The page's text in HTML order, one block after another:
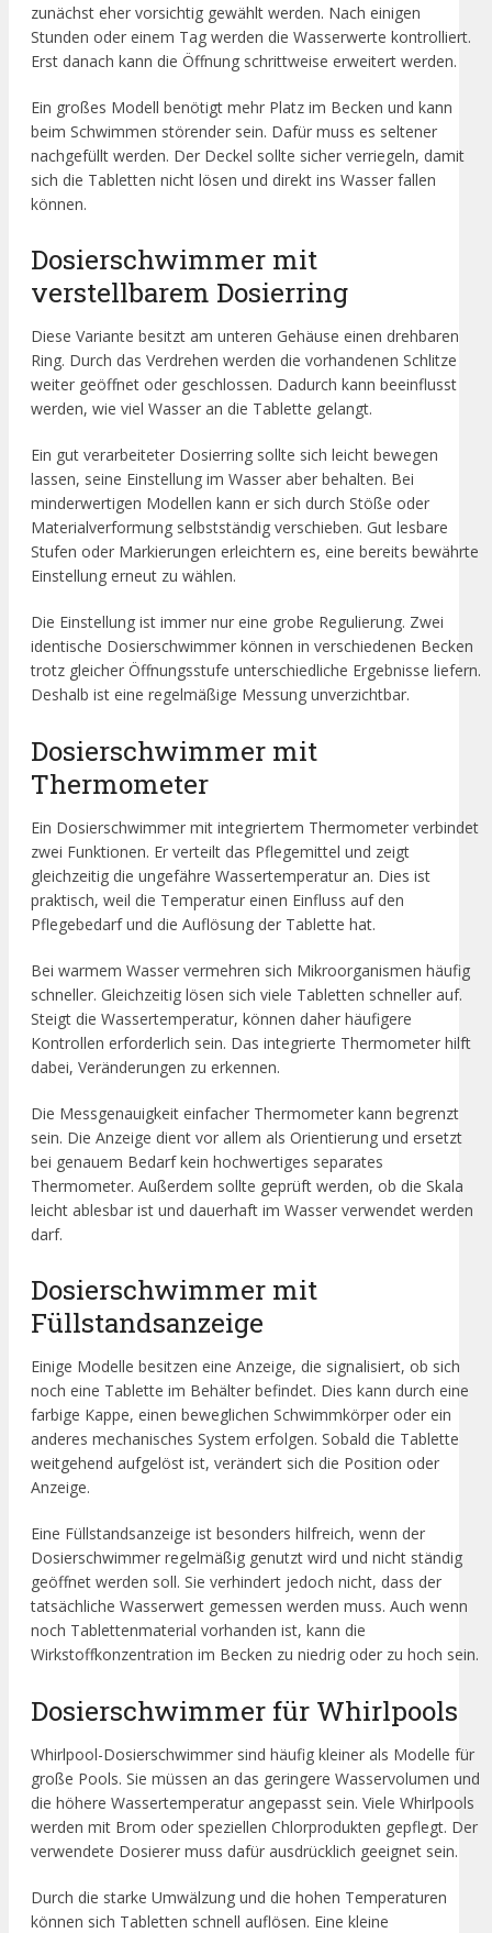
zunächst eher vorsichtig gewählt werden. Nach einigen
Stunden oder einem Tag werden die Wasserwerte kontrolliert.
Erst danach kann die Öffnung schrittweise erweitert werden.
Ein großes Modell benötigt mehr Platz im Becken und kann
beim Schwimmen störender sein. Dafür muss es seltener
nachgefüllt werden. Der Deckel sollte sicher verriegeln, damit
sich die Tabletten nicht lösen und direkt ins Wasser fallen
können.
Dosierschwimmer mit
verstellbarem Dosierring
Diese Variante besitzt am unteren Gehäuse einen drehbaren
Ring. Durch das Verdrehen werden die vorhandenen Schlitze
weiter geöffnet oder geschlossen. Dadurch kann beeinflusst
werden, wie viel Wasser an die Tablette gelangt.
Ein gut verarbeiteter Dosierring sollte sich leicht bewegen
lassen, seine Einstellung im Wasser aber behalten. Bei
minderwertigen Modellen kann er sich durch Stöße oder
Materialverformung selbstständig verschieben. Gut lesbare
Stufen oder Markierungen erleichtern es, eine bereits bewährte
Einstellung erneut zu wählen.
Die Einstellung ist immer nur eine grobe Regulierung. Zwei
identische Dosierschwimmer können in verschiedenen Becken
trotz gleicher Öffnungsstufe unterschiedliche Ergebnisse liefern.
Deshalb ist eine regelmäßige Messung unverzichtbar.
Dosierschwimmer mit
Thermometer
Ein Dosierschwimmer mit integriertem Thermometer verbindet
zwei Funktionen. Er verteilt das Pflegemittel und zeigt
gleichzeitig die ungefähre Wassertemperatur an. Dies ist
praktisch, weil die Temperatur einen Einfluss auf den
Pflegebedarf und die Auflösung der Tablette hat.
Bei warmem Wasser vermehren sich Mikroorganismen häufig
schneller. Gleichzeitig lösen sich viele Tabletten schneller auf.
Steigt die Wassertemperatur, können daher häufigere
Kontrollen erforderlich sein. Das integrierte Thermometer hilft
dabei, Veränderungen zu erkennen.
Die Messgenauigkeit einfacher Thermometer kann begrenzt
sein. Die Anzeige dient vor allem als Orientierung und ersetzt
bei genauem Bedarf kein hochwertiges separates
Thermometer. Außerdem sollte geprüft werden, ob die Skala
leicht ablesbar ist und dauerhaft im Wasser verwendet werden
darf.
Dosierschwimmer mit
Füllstandsanzeige
Einige Modelle besitzen eine Anzeige, die signalisiert, ob sich
noch eine Tablette im Behälter befindet. Dies kann durch eine
farbige Kappe, einen beweglichen Schwimmkörper oder ein
anderes mechanisches System erfolgen. Sobald die Tablette
weitgehend aufgelöst ist, verändert sich die Position oder
Anzeige.
Eine Füllstandsanzeige ist besonders hilfreich, wenn der
Dosierschwimmer regelmäßig genutzt wird und nicht ständig
geöffnet werden soll. Sie verhindert jedoch nicht, dass der
tatsächliche Wasserwert gemessen werden muss. Auch wenn
noch Tablettenmaterial vorhanden ist, kann die
Wirkstoffkonzentration im Becken zu niedrig oder zu hoch sein.
Dosierschwimmer für Whirlpools
Whirlpool-Dosierschwimmer sind häufig kleiner als Modelle für
große Pools. Sie müssen an das geringere Wasservolumen und
die höhere Wassertemperatur angepasst sein. Viele Whirlpools
werden mit Brom oder speziellen Chlorprodukten gepflegt. Der
verwendete Dosierer muss dafür ausdrücklich geeignet sein.
Durch die starke Umwälzung und die hohen Temperaturen
können sich Tabletten schnell auflösen. Eine kleine